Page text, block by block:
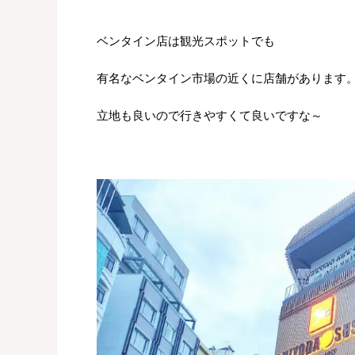
ベンタイン店は観光スポットでも
有名なベンタイン市場の近くに店舗があります
立地も良いので行きやすくて良いですな～